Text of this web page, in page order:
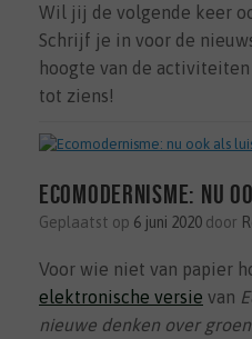
Wil jij de volgende keer
Schrijf je in voor de
hoogte van de
tot ziens!
Ecomodernisme: nu
Geplaatst op 6 juni 2020 door
Voor wie niet van papier
elektronische versie van
nieuwe denken over